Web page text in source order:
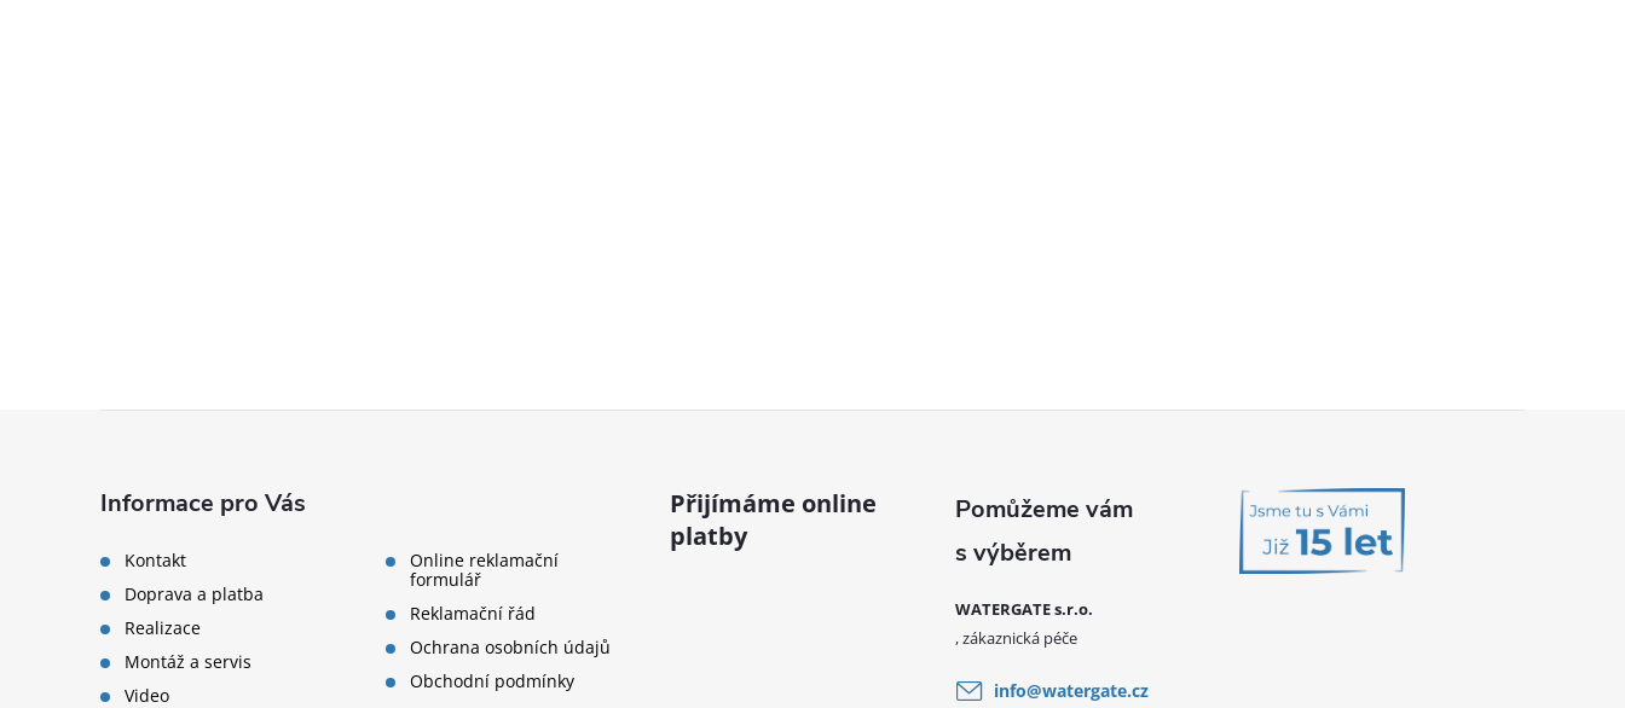
Informace pro Vás
Kontakt
Doprava a platba
Realizace
Montáž a servis
Video
Online reklamační
formulář
Reklamační řád
Ochrana osobních údajů
Obchodní podmínky
Přijímáme online
platby
WATERGATE s.r.o.
info@watergate.cz